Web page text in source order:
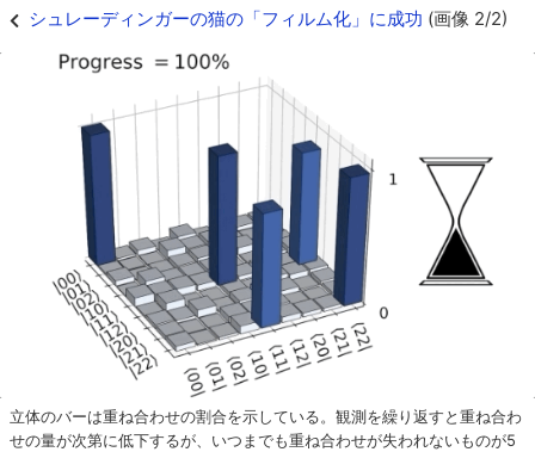
シュレーディンガーの猫の「フィルム化」に成功 (画像 2/2)
立体のバーは重ね合わせの割合を示している。観測を繰り返すと重ね合わ
せの量が次第に低下するが、いつまでも重ね合わせが失われないものが5